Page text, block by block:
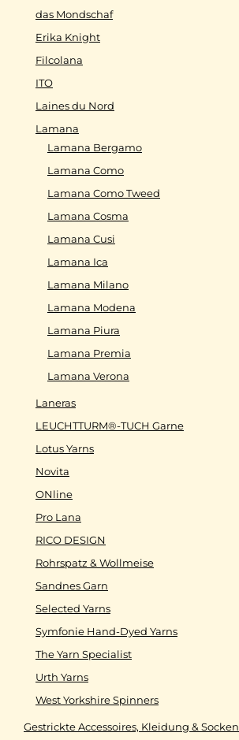
das Mondschaf
Erika Knight
Filcolana
ITO
Laines du Nord
Lamana
Lamana Bergamo
Lamana Como
Lamana Como Tweed
Lamana Cosma
Lamana Cusi
Lamana Ica
Lamana Milano
Lamana Modena
Lamana Piura
Lamana Premia
Lamana Verona
Laneras
LEUCHTTURM®-TUCH Garne
Lotus Yarns
Novita
ONline
Pro Lana
RICO DESIGN
Rohrspatz & Wollmeise
Sandnes Garn
Selected Yarns
Symfonie Hand-Dyed Yarns
The Yarn Specialist
Urth Yarns
West Yorkshire Spinners
Gestrickte Accessoires, Kleidung & Socken